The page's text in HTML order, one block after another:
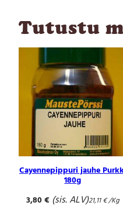
r
k
8
0
g
ä
ä
ä
Tutustu
Cayennepippuri jauhe
180g
3,80€ (sis. ALV)21,11€/Kg